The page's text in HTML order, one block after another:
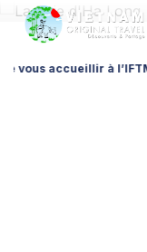
à l’IFTM Top